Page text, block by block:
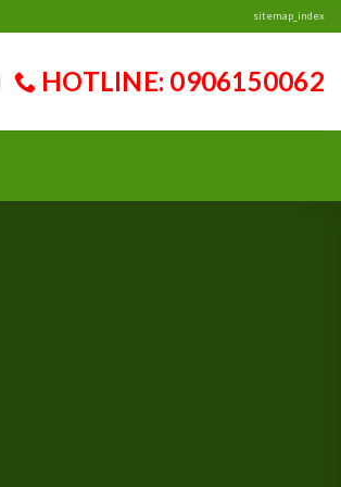
sitemap_index
gói chuyên nghiệp giá rẻ toàn quốc Hotline/
HOTLINE: 0906150062